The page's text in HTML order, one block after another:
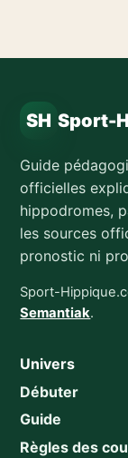
SH Sport-
Guide
officielles
hippodromes,
les sources
pronostic ni
Sport-
Semantiak.
Univers
Débuter
Guide
Règles des